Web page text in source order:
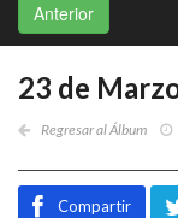
Anterior
23 de
Regresar al Álbum
Compartir